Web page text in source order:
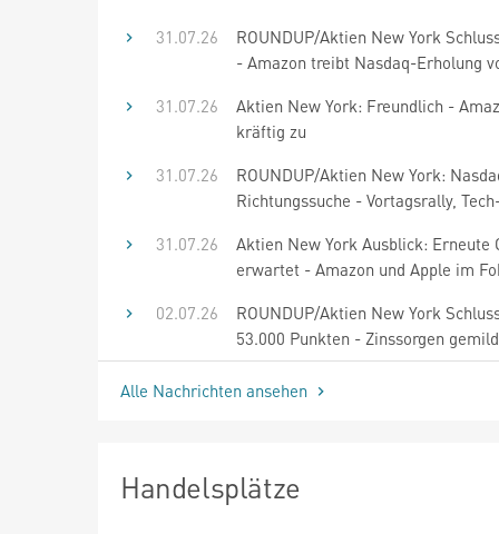
31.07.26
ROUNDUP/Aktien New York
- Amazon treibt Nasdaq-Erholung
31.07.26
Aktien New York: Freundlich -
kräftig zu
31.07.26
ROUNDUP/Aktien New York:
Richtungssuche - Vortagsrally,
31.07.26
Aktien New York Ausblick: Erneute
erwartet - Amazon und Apple im
02.07.26
ROUNDUP/Aktien New York
53.000 Punkten - Zinssorgen
Alle Nachrichten ansehen
Handelsplätze